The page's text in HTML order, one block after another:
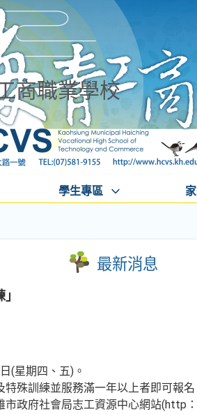
商職業學校
學生專區
最新消息
(星期四、五)。
殊訓練並服務滿一年以上者即可報名
市政府社會局志工資源中心網站(http